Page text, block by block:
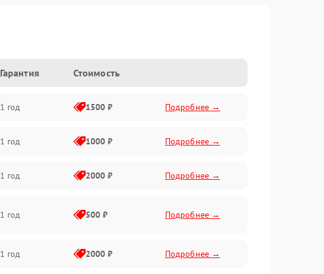
Гарантия Стоимость
1 год 1500 ₽ Подробнее →
1 год 1000 ₽ Подробнее →
1 год 2000 ₽ Подробнее →
1 год 500 ₽ Подробнее →
1 год 2000 ₽ Подробнее →